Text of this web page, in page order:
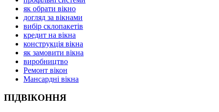
як обрати вікно
догляд за вікнами
вибір склопакетів
кредит на вікна
конструкція вікна
як замовити вікна
виробництво
Ремонт вікон
Мансардні вікна
ПІДВІКОННЯ